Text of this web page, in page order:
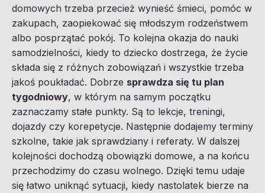
domowych trzeba przecież wynieść śmieci, pomóc w
zakupach, zaopiekować się młodszym rodzeństwem
albo posprzątać pokój. To kolejna okazja do nauki
samodzielności, kiedy to dziecko dostrzega, że życie
składa się z różnych zobowiązań i wszystkie trzeba
jakoś poukładać. Dobrze sprawdza się tu plan
tygodniowy, w którym na samym początku
zaznaczamy stałe punkty. Są to lekcje, treningi,
dojazdy czy korepetycje. Następnie dodajemy terminy
szkolne, takie jak sprawdziany i referaty. W dalszej
kolejności dochodzą obowiązki domowe, a na końcu
przechodzimy do czasu wolnego. Dzięki temu udaje
się łatwo uniknąć sytuacji, kiedy nastolatek bierze na